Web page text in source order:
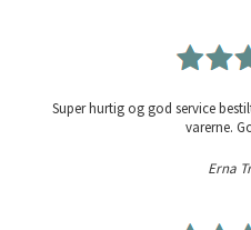
Super hurtig og god service
varerne.
Erna